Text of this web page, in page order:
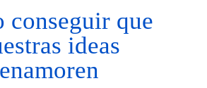
conseguir que
ideas
enamoren